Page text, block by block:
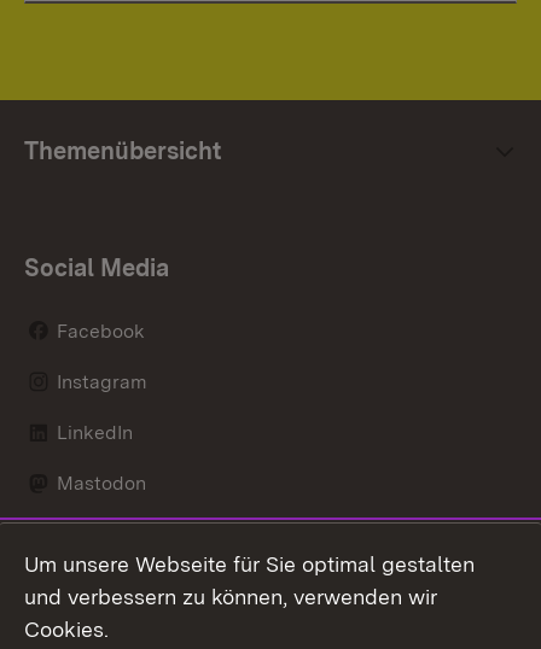
Themenübersicht
Social Media
Facebook
Instagram
LinkedIn
Mastodon
X / Twitter
Youtube
Um unsere Webseite für Sie optimal gestalten
und verbessern zu können, verwenden wir
Cookies.